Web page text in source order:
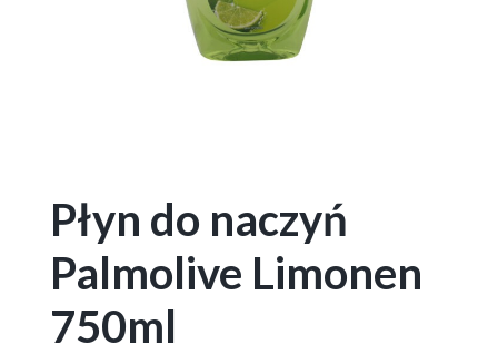
Płyn do naczyń
Palmolive Limonen
750ml